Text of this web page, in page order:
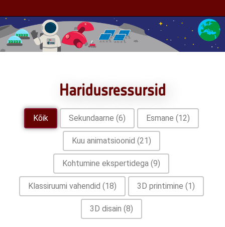
Haridusressursid
Kõik Sekundaarne (6) Esmane (12)
Kuu animatsioonid (21)
Kohtumine ekspertidega (9)
Klassiruumi vahendid (18) 3D printimine (1)
3D disain (8)